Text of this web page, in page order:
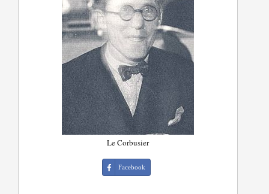
Le Corbusier
Facebook